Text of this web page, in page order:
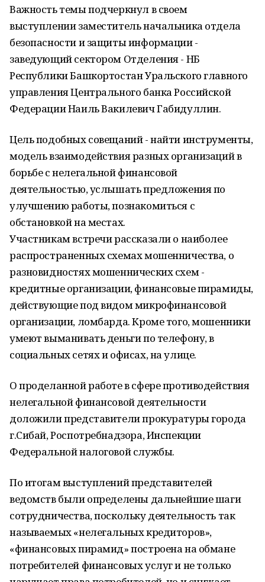
Важность темы подчеркнул в своем
выступлении заместитель начальника отдела
безопасности и защиты информации -
заведующий сектором Отделения - НБ
Республики Башкортостан Уральского главного
управления Центрального банка Российской
Федерации Наиль Вакилевич Габидуллин.
Цель подобных совещаний - найти инструменты,
модель взаимодействия разных организаций в
борьбе с нелегальной финансовой
деятельностью, услышать предложения по
улучшению работы, познакомиться с
обстановкой на местах.
Участникам встречи рассказали о наиболее
распространенных схемах мошенничества, о
разновидностях мошеннических схем -
кредитные организации, финансовые пирамиды,
действующие под видом микрофинансовой
организации, ломбарда. Кроме того, мошенники
умеют выманивать деньги по телефону, в
социальных сетях и офисах, на улице.
О проделанной работе в сфере противодействия
нелегальной финансовой деятельности
доложили представители прокуратуры города
г.Сибай, Роспотребнадзора, Инспекции
Федеральной налоговой службы.
По итогам выступлений представителей
ведомств были определены дальнейшие шаги
сотрудничества, поскольку деятельность так
называемых «нелегальных кредиторов»,
«финансовых пирамид» построена на обмане
потребителей финансовых услуг и не только